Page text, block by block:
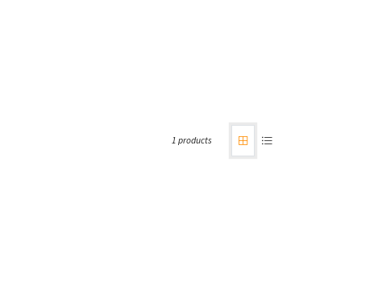
1 products